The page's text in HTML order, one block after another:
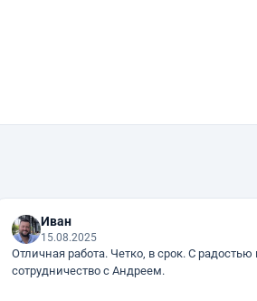
Иван
15.08.2025
Отличная работа. Четко, в срок. С
сотрудничество с Андреем.